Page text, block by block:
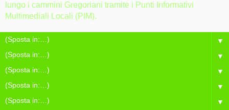
lungo i cammini Gregoriani tramite i Punti Informativi
Multimediali Locali (PIM).
▼
▼
▼
▼
▼